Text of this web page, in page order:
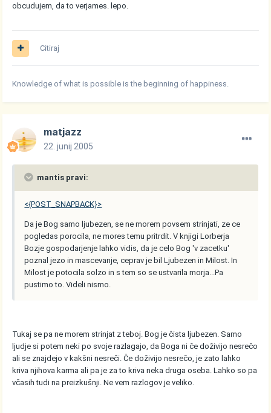
obcudujem, da to verjames. lepo.
Citiraj
Knowledge of what is possible is the beginning of happiness.
matjazz
22. junij 2005
mantis pravi:
<{POST_SNAPBACK}>
Da je Bog samo ljubezen, se ne morem povsem strinjati, ze ce
pogledas porocila, ne mores temu pritrdit. V knjigi Lorberja
Bozje gospodarjenje lahko vidis, da je celo Bog 'v zacetku'
poznal jezo in mascevanje, ceprav je bil Ljubezen in Milost. In
Milost je potocila solzo in s tem so se ustvarila morja...Pa
pustimo to. Videli nismo.
Tukaj se pa ne morem strinjat z teboj. Bog je čista ljubezen. Samo
ljudje si potem neki po svoje razlagajo, da Boga ni če doživijo nesrečo
ali se znajdejo v kakšni nesreči. Če doživijo nesrečo, je zato lahko
kriva njihova karma ali pa je za to kriva neka druga oseba. Lahko so pa
včasih tudi na preizkušnji. Ne vem razlogov je veliko.